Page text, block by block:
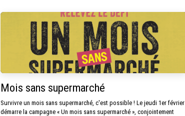
Mois sans supermarché
Survivre un mois sans supermarché, c'est possible ! Le jeudi 1er février
démarre la campagne « Un mois sans supermarché », conjointement